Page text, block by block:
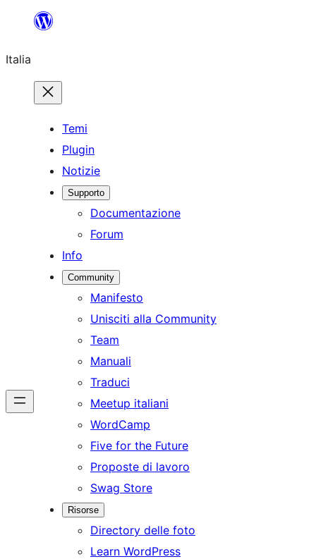
contenuto
Italia
Temi
Plugin
Notizie
Supporto
Documentazione
Forum
Info
Community
Manifesto
Unisciti alla Community
Team
Manuali
Traduci
Meetup italiani
WordCamp
Five for the Future
Proposte di lavoro
Swag Store
Risorse
Directory delle foto
Learn WordPress